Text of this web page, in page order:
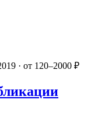
· от 120–2000 ₽